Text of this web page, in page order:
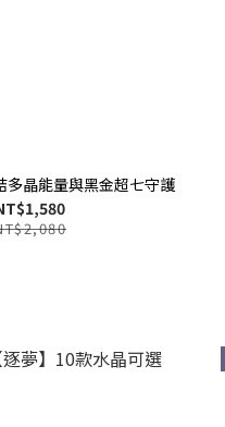
多晶能量與黑金超七守護